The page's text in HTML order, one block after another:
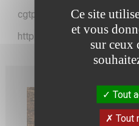
cgtpaysdeloire@wanadoo.fr
http://cgt-paysdelaloire.org
Ce site
et vous
sur ceux
Tout
Tout